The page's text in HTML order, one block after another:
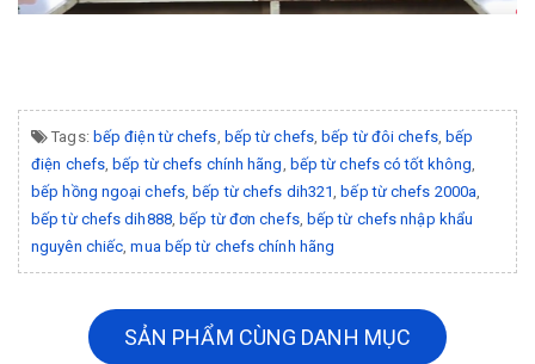
Tags: bếp điện từ chefs, bếp từ chefs, bếp từ đôi chefs, bếp
điện chefs, bếp từ chefs chính hãng, bếp từ chefs có tốt không,
bếp hồng ngoại chefs, bếp từ chefs dih321, bếp từ chefs 2000a,
bếp từ chefs dih888, bếp từ đơn chefs, bếp từ chefs nhập khẩu
nguyên chiếc,mua bếp từ chefs chính hãng
SẢN PHẨM CÙNG DANH MỤC